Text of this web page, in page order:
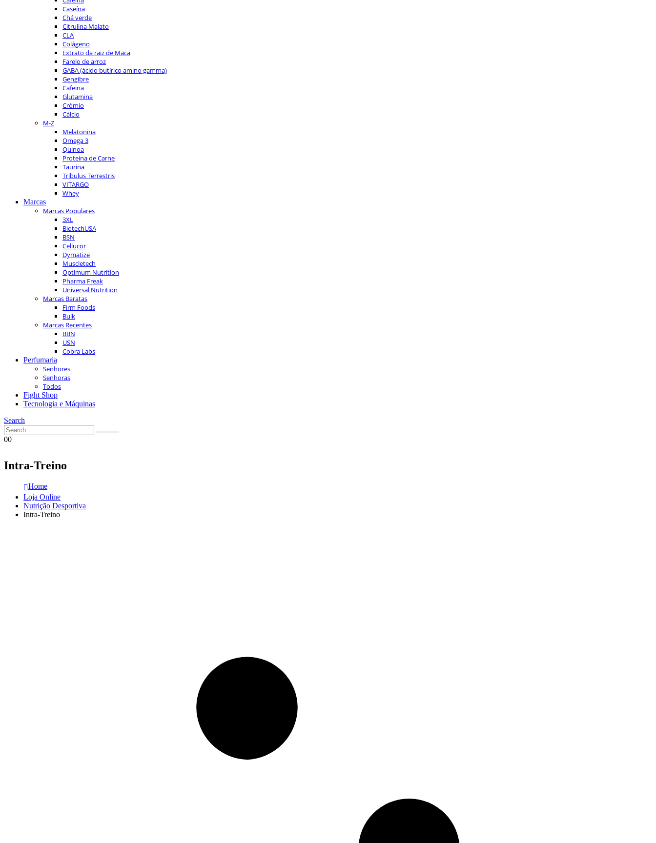
Caseína
Chá verde
Citrulina Malato
CLA
Colágeno
Extrato da raiz de Maca
Farelo de arroz
GABA (ácido butírico amino gamma)
Gengibre
Cafeina
Glutamina
Crómio
Cálcio
M-Z
Melatonina
Omega 3
Quinoa
Proteína de Carne
Taurina
Tribulus Terrestris
VITARGO
Whey
Marcas
Marcas Populares
3XL
BiotechUSA
BSN
Cellucor
Dymatize
Muscletech
Optimum Nutrition
Pharma Freak
Universal Nutrition
Marcas Baratas
Firm Foods
Bulk
Marcas Recentes
BBN
USN
Cobra Labs
Perfumaria
Senhores
Senhoras
Todos
Fight Shop
Tecnologia e Máquinas
Search
00
Intra-Treino
Home
Loja Online
Nutrição Desportiva
Intra-Treino